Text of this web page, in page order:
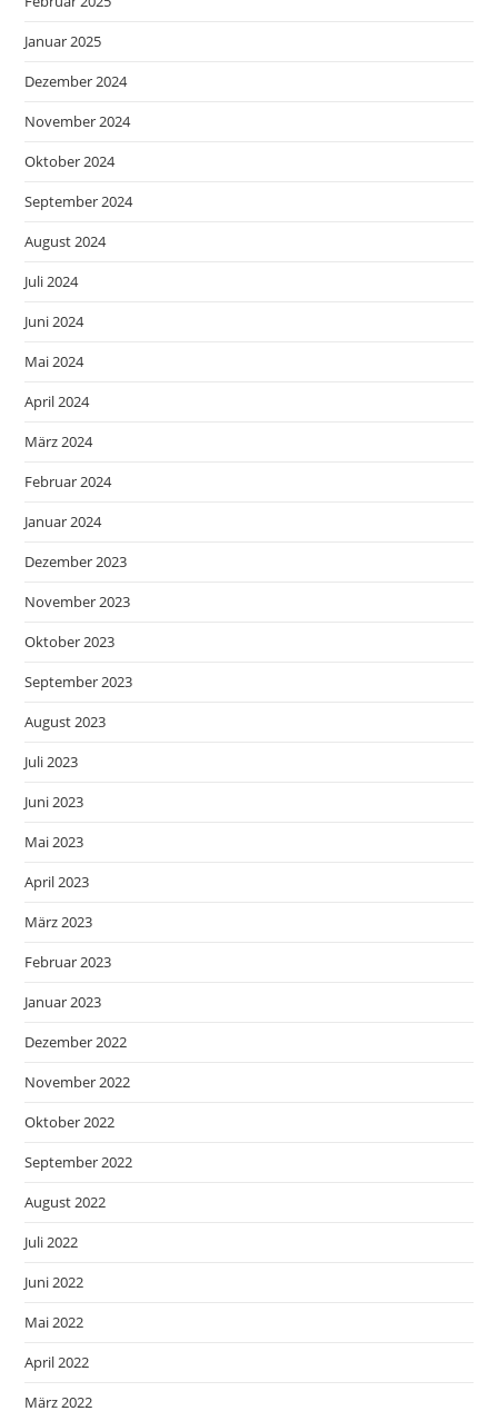
Januar 2025
Dezember 2024
November 2024
Oktober 2024
September 2024
August 2024
Juli 2024
Juni 2024
Mai 2024
April 2024
März 2024
Februar 2024
Januar 2024
Dezember 2023
November 2023
Oktober 2023
September 2023
August 2023
Juli 2023
Juni 2023
Mai 2023
April 2023
März 2023
Februar 2023
Januar 2023
Dezember 2022
November 2022
Oktober 2022
September 2022
August 2022
Juli 2022
Juni 2022
Mai 2022
April 2022
März 2022